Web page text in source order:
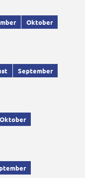
Oktober
September
Oktober